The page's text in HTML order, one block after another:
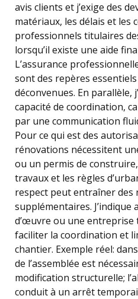
avis clients et j’exige des
matériaux, les délais et les
professionnels titulaires
lorsqu’il existe une aide
L’assurance
sont des repères
déconvenues. En parallèle,
capacité de coordination,
par une communication
Pour ce qui est des
rénovations nécessitent
ou un permis de
travaux et les règles
respect peut entraîner des
supplémentaires. J’indique
d’œuvre ou une entreprise
faciliter la coordination et
chantier. Exemple réel:
de l’assemblée est
modification structurelle;
conduit à un arrêt